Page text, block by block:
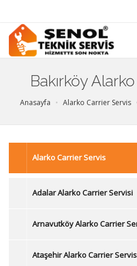
Bakırköy
Anasayfa Alarko Carrier Servis
Alarko Carrier Servis
Adalar Alarko Carrier Servisi
Arnavutköy Alarko Carrier
Ataşehir Alarko Carrier